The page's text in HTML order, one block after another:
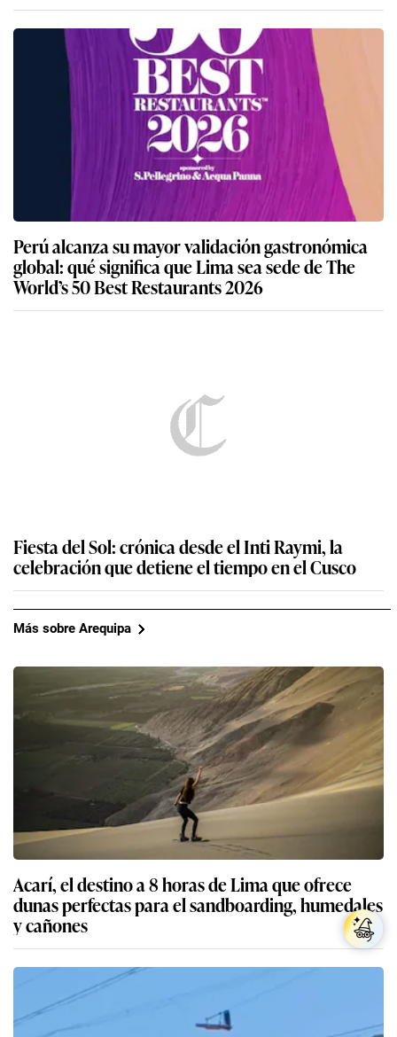
Perú alcanza su mayor validación gastronómica
global: qué significa que Lima sea sede de The
World’s 50 Best Restaurants 2026
Fiesta del Sol: crónica desde el Inti Raymi, la
celebración que detiene el tiempo en el Cusco
Más sobre Arequipa
Acarí, el destino a 8 horas de Lima que ofrece
dunas perfectas para el sandboarding, humedales
y cañones